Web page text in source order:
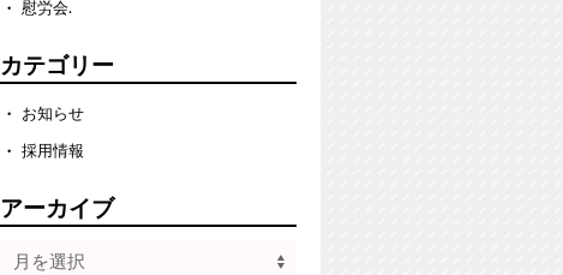
慰労会.
カテゴリー
お知らせ
採用情報
アーカイブ